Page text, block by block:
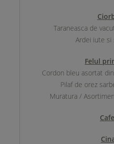
Taraneasca de
Ardei iute si
Felul
Cordon bleu asortat
Pilaf de orez
Muratura /